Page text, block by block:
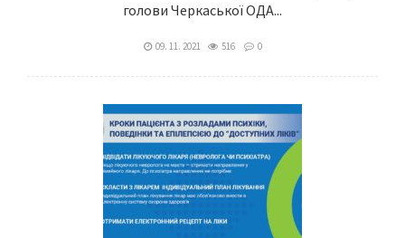
голови Черкаської ОДА...
09. 11. 2021 516 0